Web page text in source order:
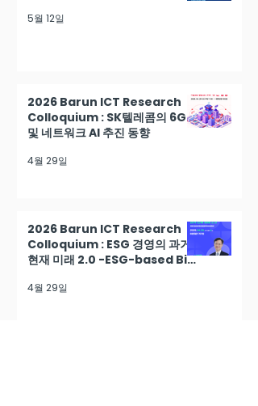
5월 12일
2026 Barun ICT Research
Colloquium : SK텔레콤의 6G
및 네트워크 AI 추진 동향
4월 29일
2026 Barun ICT Research
Colloquium : ESG 경영의 과거
현재 미래 2.0 -ESG-based Biz
4월 29일